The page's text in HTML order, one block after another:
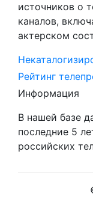
источников о
каналов,
актерском
Рейтинг
Информация
В нашей базе
последние 5
российских